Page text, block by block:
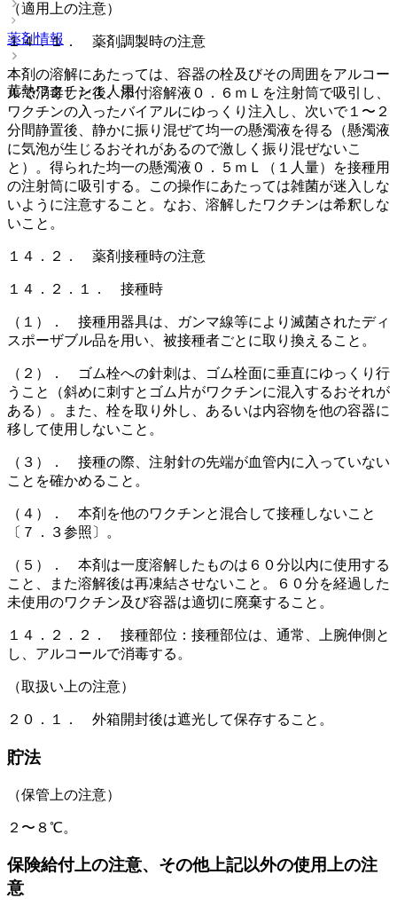
薬剤情報
黄熱ワクチン１人用
（適用上の注意）
１４．１． 薬剤調製時の注意
本剤の溶解にあたっては、容器の栓及びその周囲をアルコー
ルで消毒した後、添付溶解液０．６ｍＬを注射筒で吸引し、
ワクチンの入ったバイアルにゆっくり注入し、次いで１〜２
分間静置後、静かに振り混ぜて均一の懸濁液を得る（懸濁液
に気泡が生じるおそれがあるので激しく振り混ぜないこ
と）。得られた均一の懸濁液０．５ｍＬ（１人量）を接種用
の注射筒に吸引する。この操作にあたっては雑菌が迷入しな
いように注意すること。なお、溶解したワクチンは希釈しな
いこと。
１４．２． 薬剤接種時の注意
１４．２．１． 接種時
（１）． 接種用器具は、ガンマ線等により滅菌されたディ
スポーザブル品を用い、被接種者ごとに取り換えること。
（２）． ゴム栓への針刺は、ゴム栓面に垂直にゆっくり行
うこと（斜めに刺すとゴム片がワクチンに混入するおそれが
ある）。また、栓を取り外し、あるいは内容物を他の容器に
移して使用しないこと。
（３）． 接種の際、注射針の先端が血管内に入っていない
ことを確かめること。
（４）． 本剤を他のワクチンと混合して接種しないこと
〔７．３参照〕。
（５）． 本剤は一度溶解したものは６０分以内に使用する
こと、また溶解後は再凍結させないこと。６０分を経過した
未使用のワクチン及び容器は適切に廃棄すること。
１４．２．２． 接種部位：接種部位は、通常、上腕伸側と
し、アルコールで消毒する。
（取扱い上の注意）
２０．１． 外箱開封後は遮光して保存すること。
貯法
（保管上の注意）
２〜８℃。
保険給付上の注意、その他上記以外の使用上の注
意